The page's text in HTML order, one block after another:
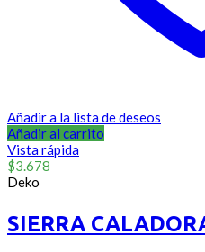
Añadir a la lista de deseos
Añadir al carrito
Vista rápida
$3.678
Deko
SIERRA